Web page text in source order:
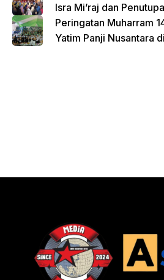
Isra Mi’raj dan
Ramadhan
Peringatan Muharram
Yatim Panji Nusantara